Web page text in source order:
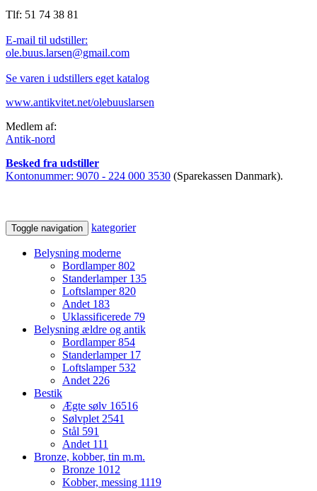
Tlf: 51 74 38 81
E-mail til udstiller:
ole.buus.larsen@gmail.com
Se varen i udstillers eget katalog
www.antikvitet.net/olebuuslarsen
Medlem af:
Antik-nord
Besked fra udstiller
Kontonummer: 9070 - 224 000 3530 (Sparekassen Danmark).
Toggle navigation kategorier
Belysning moderne
Bordlamper802
Standerlamper 135
Loftslamper820
Andet 183
Uklassificerede 79
Belysning ældre og antik
Bordlamper854
Standerlamper 17
Loftslamper 532
Andet226
Bestik
Ægte sølv 16516
Sølvplet2541
Stål 591
Andet 111
Bronze, kobber, tin m.m.
Bronze 1012
Kobber, messing 1119